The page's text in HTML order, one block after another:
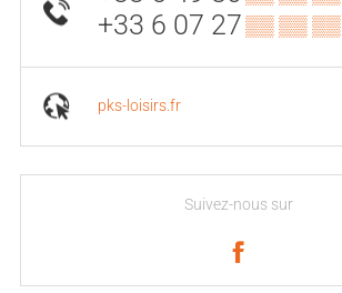
+33 6 07 27▒▒ ▒▒ ▒▒
pks-loisirs.fr
Suivez-nous sur